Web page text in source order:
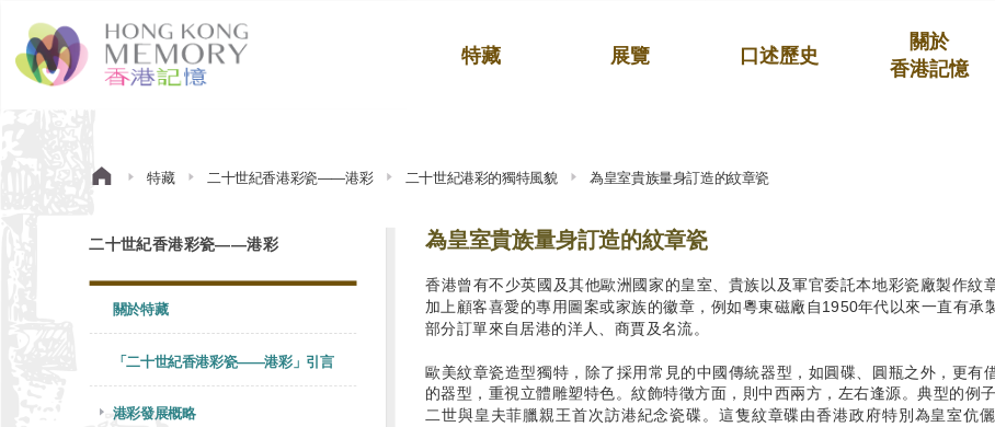
特藏 展覽 口述歷史
關於
香港記憶
特藏 二十世紀香港彩瓷——港彩 二十世紀港彩的獨特風貌 為皇室貴族量身訂造的紋章瓷
二十世紀香港彩瓷——港彩
關於特藏
「二十世紀香港彩瓷——港彩」引言
港彩發展概略
為皇室貴族量身訂造的紋章瓷
香港曾有不少英國及其他歐洲國家的皇室、貴族以及軍官委託本地彩瓷廠製作紋
加上顧客喜愛的專用圖案或家族的徽章，例如粵東磁廠自1950年代以來一直有承
部分訂單來自居港的洋人、商賈及名流。
歐美紋章瓷造型獨特，除了採用常見的中國傳統器型，如圓碟、圓瓶之外，更有
的器型，重視立體雕塑特色。紋飾特徵方面，則中西兩方，左右逢源。典型的例
二世與皇夫菲臘親王首次訪港紀念瓷碟。這隻紋章碟由香港政府特別為皇室伉